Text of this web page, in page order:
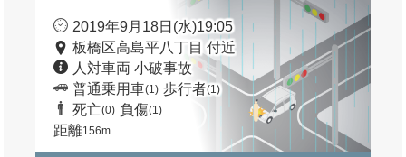
2019年9月18日(水)19:05
板橋区高島平八丁目 付近
人対車両 小破事故
普通乗用車(1) 歩行者(1)
死亡(0) 負傷(1)
距離156m